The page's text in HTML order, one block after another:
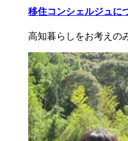
移住コンシェルジュに
高知暮らしをお考えの